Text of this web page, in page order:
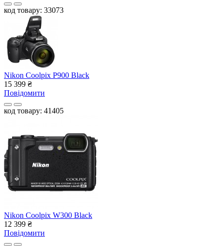
код товару: 33073
Nikon Coolpix P900 Black
15 399 ₴
Повідомити
код товару: 41405
Nikon Coolpix W300 Black
12 399 ₴
Повідомити